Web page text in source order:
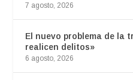
7 agosto, 2026
El nuevo problema de la
realicen delitos»
6 agosto, 2026